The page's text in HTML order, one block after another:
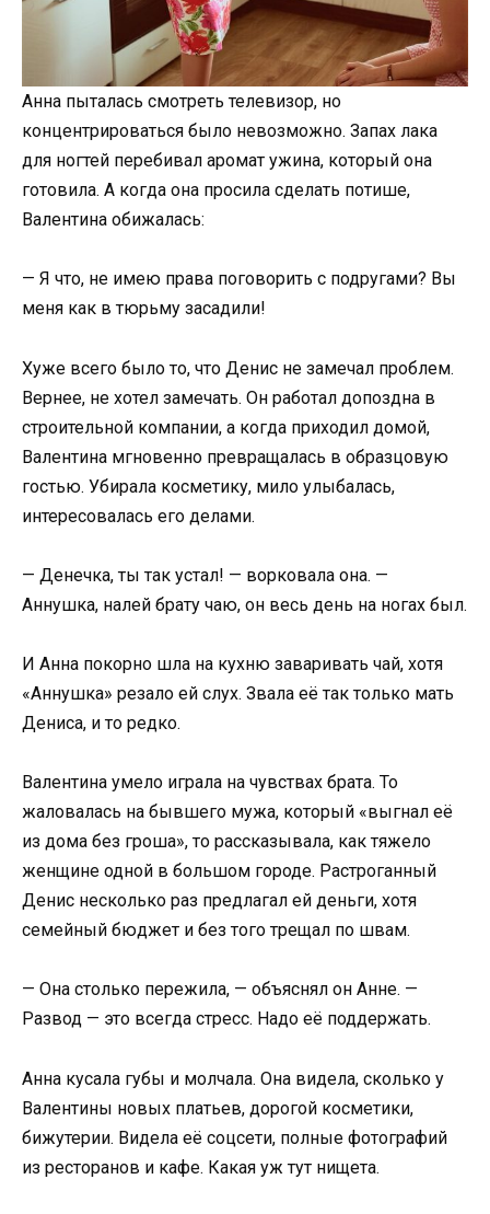
Анна пыталась смотреть телевизор, но
концентрироваться было невозможно. Запах лака
для ногтей перебивал аромат ужина, который она
готовила. А когда она просила сделать потише,
Валентина обижалась:
— Я что, не имею права поговорить с подругами? Вы
меня как в тюрьму засадили!
Хуже всего было то, что Денис не замечал проблем.
Вернее, не хотел замечать. Он работал допоздна в
строительной компании, а когда приходил домой,
Валентина мгновенно превращалась в образцовую
гостью. Убирала косметику, мило улыбалась,
интересовалась его делами.
— Денечка, ты так устал! — ворковала она. —
Аннушка, налей брату чаю, он весь день на ногах был.
И Анна покорно шла на кухню заваривать чай, хотя
«Аннушка» резало ей слух. Звала её так только мать
Дениса, и то редко.
Валентина умело играла на чувствах брата. То
жаловалась на бывшего мужа, который «выгнал её
из дома без гроша», то рассказывала, как тяжело
женщине одной в большом городе. Растроганный
Денис несколько раз предлагал ей деньги, хотя
семейный бюджет и без того трещал по швам.
— Она столько пережила, — объяснял он Анне. —
Развод — это всегда стресс. Надо её поддержать.
Анна кусала губы и молчала. Она видела, сколько у
Валентины новых платьев, дорогой косметики,
бижутерии. Видела её соцсети, полные фотографий
из ресторанов и кафе. Какая уж тут нищета.